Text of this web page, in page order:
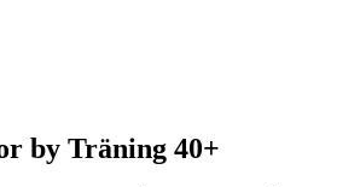
by Träning 40+